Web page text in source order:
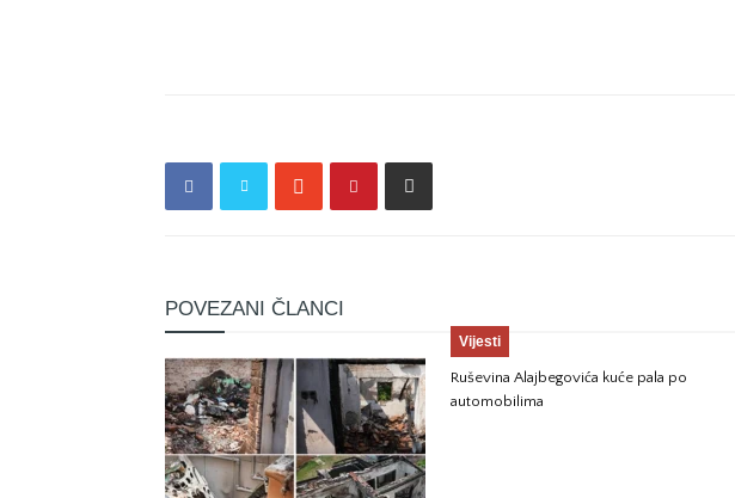
POVEZANI ČLANCI
Vijesti
Ruševina Alajbegovića kuće pala po
automobilima